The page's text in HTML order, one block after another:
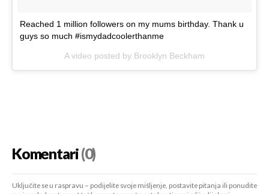
Reached 1 million followers on my mums birthday. Thank u
guys so much #ismydadcoolerthanme
A video posted by Brooklyn Beckham
Komentari(0)
Uključite se u raspravu – podijelite svoje mišljenje, postavite pitanja ili ponudite